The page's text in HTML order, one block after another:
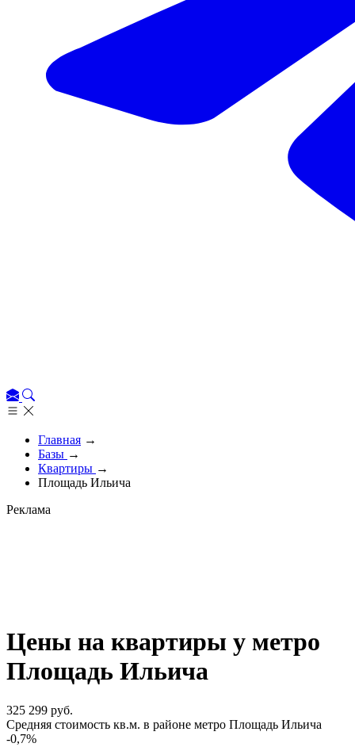
Главная →
Базы →
Квартиры →
Площадь Ильича
Реклама
Цены на квартиры у метро
Площадь Ильича
325 299 руб.
Cредняя стоимость кв.м. в районе метро Площадь Ильича
-0,7%